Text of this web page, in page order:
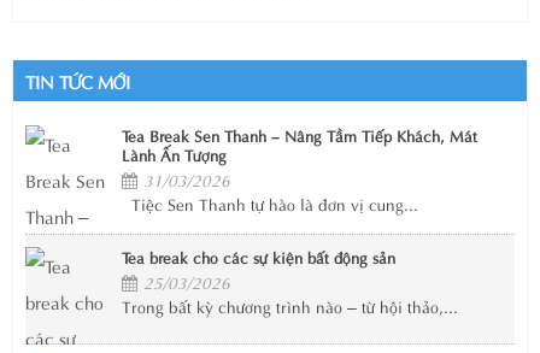
TIN TỨC MỚI
Tea Break Sen Thanh – Nâng Tầm Tiếp Khách, Mát
Lành Ấn Tượng
31/03/2026
Tiệc Sen Thanh tự hào là đơn vị cung...
Tea break cho các sự kiện bất động sản
25/03/2026
Trong bất kỳ chương trình nào – từ hội thảo,...